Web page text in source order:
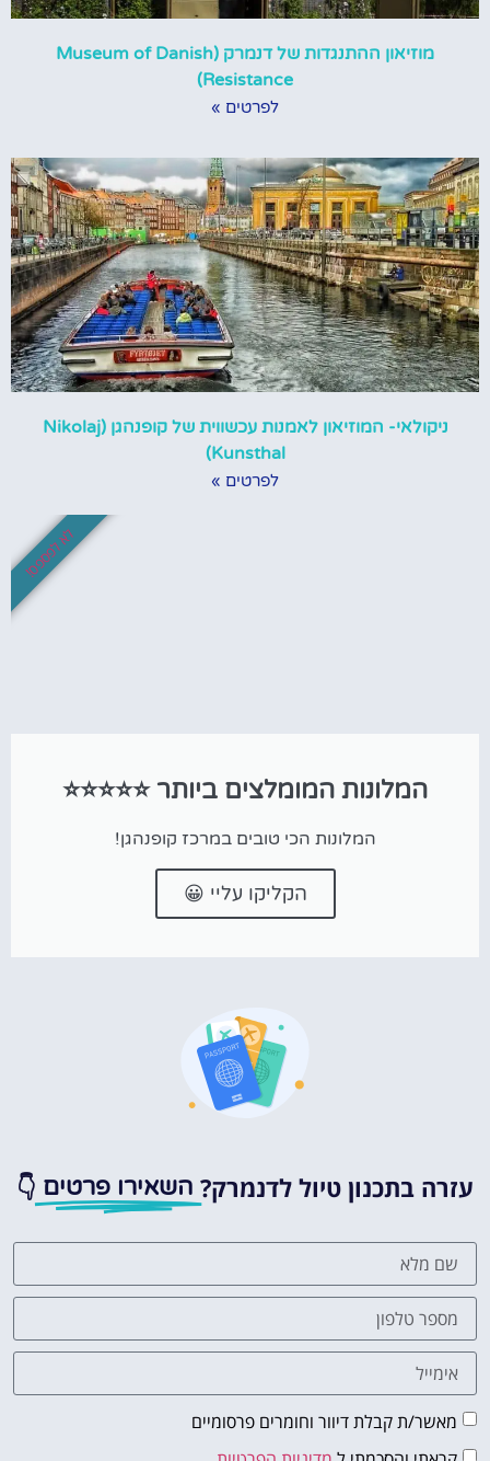
מוזיאון ההתנגדות של דנמרק (Museum of Danish
Resistance)
לפרטים »
ניקולאי- המוזיאון לאמנות עכשווית של קופנהגן (Nikolaj
Kunsthal)
לפרטים »
המלונות המומלצים ביותר ⭐⭐⭐⭐⭐
המלונות הכי טובים במרכז קופנהגן!
הקליקו עליי 😀
לא לפספס!
עזרה בתכנון טיול לדנמרק? השאירו פרטים 👇
מאשר/ת קבלת דיוור וחומרים פרסומיים
קראתי והסכמתי ל מדיניות הפרטיות